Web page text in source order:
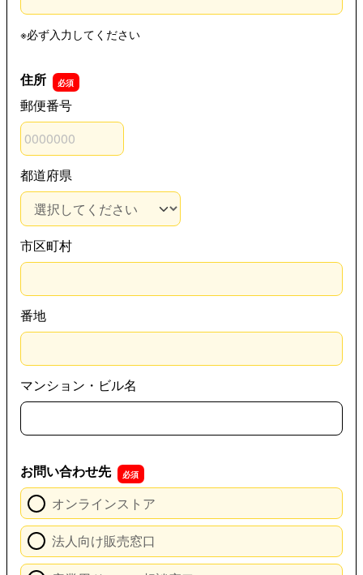
※必ず入力してください
住所
郵便番号
都道府県
市区町村
番地
マンション・ビル名
お問い合わせ先
オンラインストア
法人向け販売窓口